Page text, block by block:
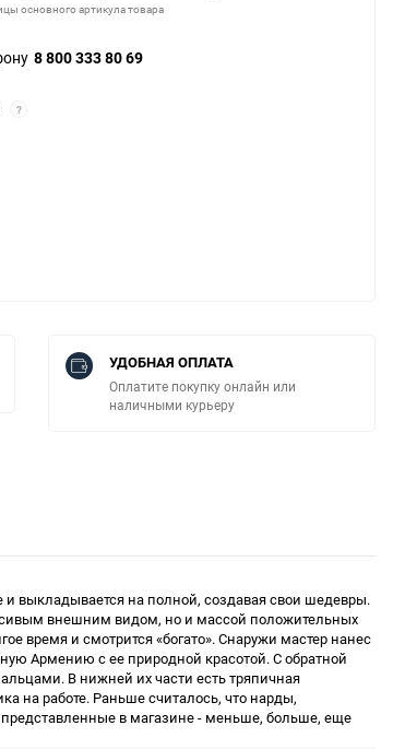
основного артикула товара
8 800 333 80 69
?
УДОБНАЯ ОПЛАТА
Оплатите покупку онлайн или
наличными курьеру
выкладывается на полной, создавая свои шедевры.
внешним видом, но и массой положительных
время и смотрится «богато». Снаружи мастер нанес
Армению с ее природной красотой. С обратной
В нижней их части есть тряпичная
на работе. Раньше считалось, что нарды,
представленные в магазине - меньше, больше, еще